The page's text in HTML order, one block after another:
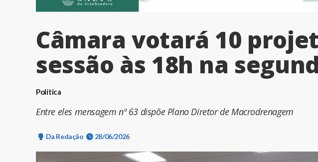
Câmara votará 10
sessão às 18h na
Política
Entre eles mensagem nº 63 dispõe Plano Diretor de Macrodrenagem
Da Redação 28/06/2026